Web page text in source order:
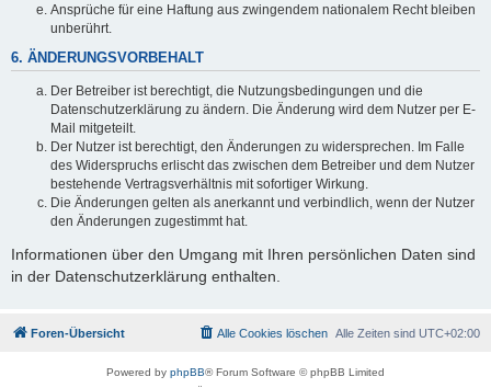
Ansprüche für eine Haftung aus zwingendem nationalem Recht bleiben
unberührt.
6. ÄNDERUNGSVORBEHALT
Der Betreiber ist berechtigt, die Nutzungsbedingungen und die
Datenschutzerklärung zu ändern. Die Änderung wird dem Nutzer per E-
Mail mitgeteilt.
Der Nutzer ist berechtigt, den Änderungen zu widersprechen. Im Falle
des Widerspruchs erlischt das zwischen dem Betreiber und dem Nutzer
bestehende Vertragsverhältnis mit sofortiger Wirkung.
Die Änderungen gelten als anerkannt und verbindlich, wenn der Nutzer
den Änderungen zugestimmt hat.
Informationen über den Umgang mit Ihren persönlichen Daten sind
in der Datenschutzerklärung enthalten.
Foren-Übersicht Alle Zeiten sind UTC+02:00
Alle Cookies löschen
Powered by phpBB® Forum Software © phpBB Limited